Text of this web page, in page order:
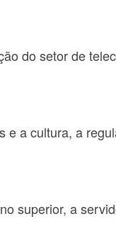
do setor de
a cultura, a
superior, a